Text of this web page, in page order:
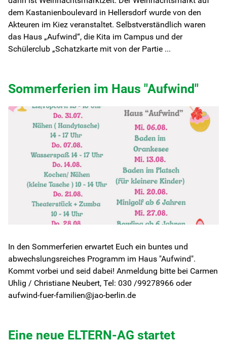
dem Kastanienboulevard in Hellersdorf wurde von den
Akteuren im Kiez veranstaltet. Selbstverständlich waren
das Haus „Aufwind“, die Kita im Campus und der
Schülerclub „Schatzkarte mit von der Partie ...
Sommerferien im Haus "Aufwind"
In den Sommerferien erwartet Euch ein buntes und
abwechslungsreiches Programm im Haus "Aufwind".
Kommt vorbei und seid dabei! Anmeldung bitte bei Carmen
Uhlig / Christiane Neubert, Tel: 030 /99278966 oder
aufwind-fuer-familien@jao-berlin.de
Eine neue ELTERN-AG startet